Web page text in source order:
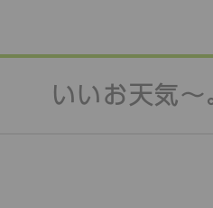
いいお天気～